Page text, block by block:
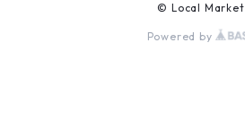
© Local Market
Powered by